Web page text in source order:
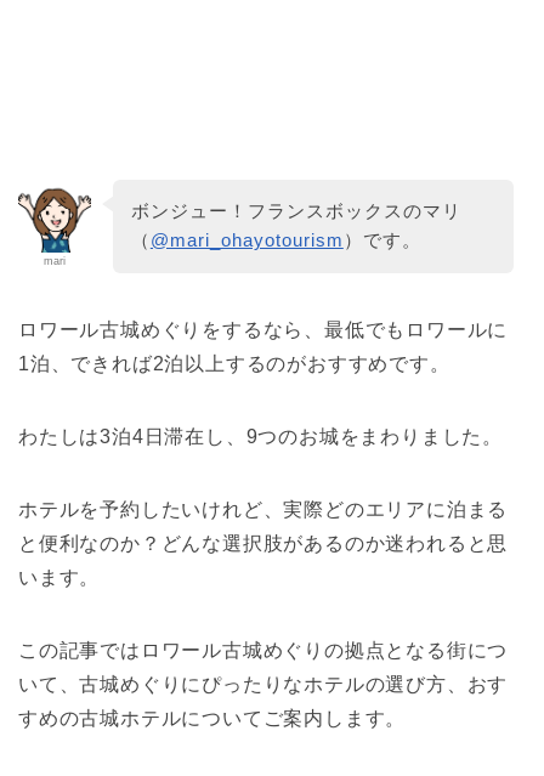
mari
ボンジュー！フランスボックスのマリ
（ @mari_ohayotourism ）です。
ロワール古城めぐりをするなら、最低でもロワールに
1泊、できれば2泊以上するのがおすすめです。
わたしは3泊4日滞在し、9つのお城をまわりました。
ホテルを予約したいけれど、実際どのエリアに泊まる
と便利なのか？どんな選択肢があるのか迷われると思
います。
この記事ではロワール古城めぐりの拠点となる街につ
いて、古城めぐりにぴったりなホテルの選び方、おす
すめの古城ホテルについてご案内します。